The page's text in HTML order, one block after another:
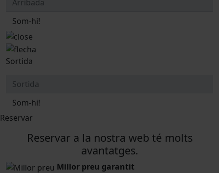
Som-hi!
Sortida
Som-hi!
Reservar
Reservar a la nostra web té molts
avantatges.
Millor preu garantit